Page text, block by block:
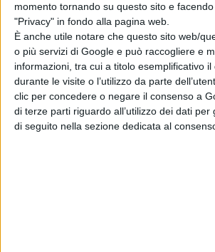
momento tornando su questo sito e
"Privacy" in fondo alla pagina web.
È anche utile notare che questo sito web/
o più servizi di Google e può raccogliere e
informazioni, tra cui a titolo esemplificativo
durante le visite o l’utilizzo da parte
clic per concedere o negare il consenso a
di terze parti riguardo all’utilizzo dei dati per
di seguito nella sezione dedicata al
L’apertura del Pescara Foto Festival è
18 del 21 marzo nella Sala Flaiano
complessivamente 96 foto di grande
tematiche, ogni circolo ha infatti
fotografico sviluppato dai propri soci,
l’Associazione Aspherya-Cultura e